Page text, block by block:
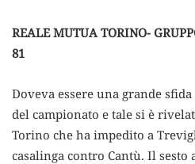
REALE MUTUA TORINO-
81
Doveva essere una grande
del campionato e tale si è
Torino che ha impedito a
casalinga contro Cantù. Il sesto